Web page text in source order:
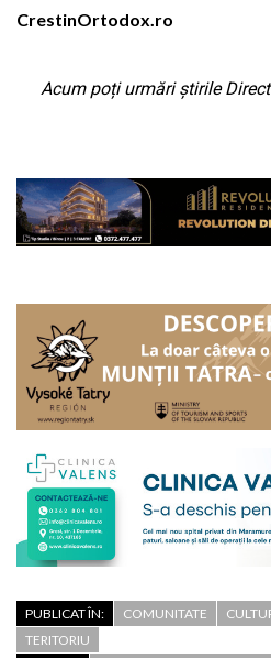
CrestinOrtodox.ro
Acum poți urmări știrile
PUBLICAT ÎN: COMUNITATE
TERITORIU